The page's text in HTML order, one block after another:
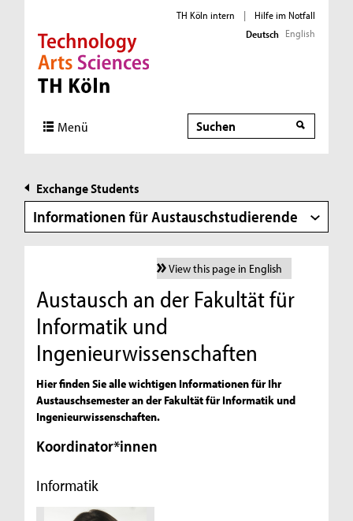
Direkt zur Hauptnavigation
Direkt zur Subnavigation
Direkt zum Inhalt
Direkt zum Fußbereich
TH Köln intern |
Hilfe im Notfall
Deutsch English
Menü Suche
Exchange Students
Informationen für Austauschstudierende
View this page in English
Austausch an der Fakultät für
Informatik und
Ingenieurwissenschaften
Hier finden Sie alle wichtigen Informationen für Ihr
Austauschsemester an der Fakultät für Informatik und
Ingenieurwissenschaften.
Koordinator*innen
Informatik